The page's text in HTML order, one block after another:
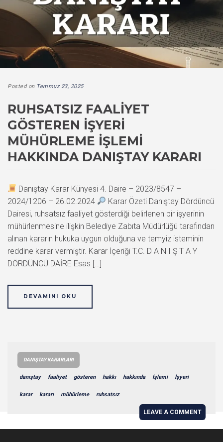
Posted on Temmuz 23, 2025
RUHSATSIZ FAALIYET
GÖSTEREN İŞYERI
MÜHÜRLEME İŞLEMI
HAKKINDA DANIŞTAY KARARI
Danıştay Karar Künyesi 4. Daire – 2023/8547 –
2024/1206 – 26.02.2024
Karar Özeti Danıştay Dördüncü
Dairesi, ruhsatsız faaliyet gösterdiği belirlenen bir işyerinin
mühürlenmesine ilişkin Belediye Zabıta Müdürlüğü tarafından
alınan kararın hukuka uygun olduğuna ve temyiz isteminin
reddine karar vermiştir. Karar İçeriği T.C. D A N I Ş T A Y
DÖRDÜNCÜ DAİRE Esas […]
DEVAMINI OKU
DANIŞTAY KARARLARI
danıştay faaliyet gösteren hakkı hakkında İşlemi İşyeri
karar kararı mühürleme ruhsatsız
LEAVE A COMMENT